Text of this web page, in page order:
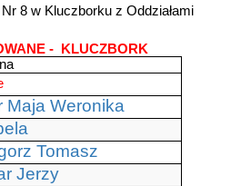
8 w Kluczborku z Oddziałami
- KLUCZBORK
Maja Weronika
Tomasz
Jerzy